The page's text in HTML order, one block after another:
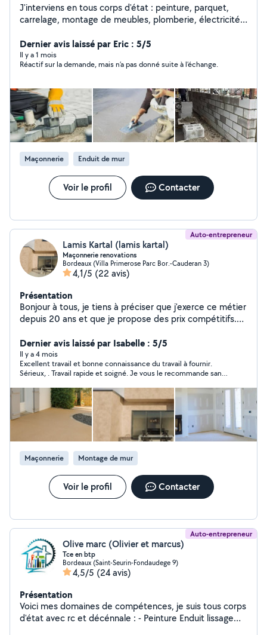
J'interviens en tous corps d'état : peinture, parquet,
carrelage, montage de meubles, plomberie, électricité,
et SDB. Je suis réactif, compétitif, et efficace. -
couverture, toiture, nettoyage, rénovation - menuiserie -
Démolition, évacuation - Maçonnerie - Carrelage -
dépannage bachage - Ravalement...façadier - Pose de
revêtement sol et mûr - Création salle de bain ancienne,
moderne ou tendance - Terrasse en bois composite -
Pose parquet Nos garanties : QUALITÉ et RESPECT.
Tous nos travaux sont couverts par une garantie
décennale Je possède une nacelle d'une hauteur de
18m pour tous vos projets en toute sécurité bien sûr
mais également un camion benne et mini pelle pour des
travaux de petite et grosse maçonnerie
Dernier avis laissé par Eric : 5/5
Il y a 1 mois
Réactif sur la demande, mais n’a pas donné suite à l’échange.
Maçonnerie Enduit de mur
Voir le profil Contacter
Auto-entrepreneur
Lamis Kartal (lamis kartal)
Maçonnerie renovations
Bordeaux (Villa Primerose Parc Bor.-Cauderan 3)
4,1/5 (22 avis)
Présentation
Bonjour à tous, je tiens à préciser que j'exerce ce métier
depuis 20 ans et que je propose des prix compétitifs.
propriétaire, de A à Z, en offrant une solution clé en
main. Cela inclut la maçonnerie, la toiture, le carrelage,
la démolition extérieure et intérieure, le béton, le
terrassement, les travaux de maçonnerie, le plâtrage, la
peinture, la pose de carrelage et tous types de
revêtements de sol plomberie electricite placoplatre
devis gratuit asurance decennale fornis Merci.
Dernier avis laissé par Isabelle : 5/5
Il y a 4 mois
Excellent travail et bonne connaissance du travail à fournir.
Sérieux, . Travail rapide et soigné. Je vous le recommande sans
Maçonnerie Montage de mur
Voir le profil Contacter
Auto-entrepreneur
Olive marc (Olivier et marcus)
Tce en btp
Bordeaux (Saint-Seurin-Fondaudege 9)
4,5/5 (24 avis)
Présentation
Voici mes domaines de compétences, je suis tous corps
d'état avec rc et décénnale : - Peinture Enduit lissage